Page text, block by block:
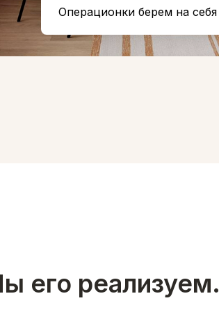
Операционки берем на себя
его реализуем.